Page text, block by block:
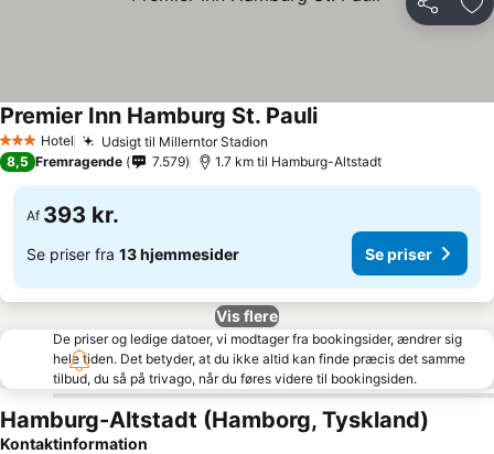
Del
3 StjernerHotel Udsigt til Millerntor Stadion
Premier Inn Hamburg St. Pauli
8,5 Fremragende 7.579 1.7 km til Hamburg-Altstadt
Af 393 kr.
Se priser fra 13 hjemmesider Se priser
Vis flere
De priser og ledige datoer, vi modtager fra bookingsider, ændrer sig
hele tiden. Det betyder, at du ikke altid kan finde præcis det samme
tilbud, du så på trivago, når du føres videre til bookingsiden.
Hamburg-Altstadt (Hamborg, Tyskland)
Kontaktinformation